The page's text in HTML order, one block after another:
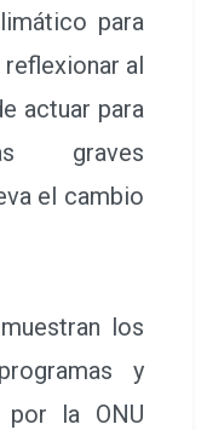
para
al
actuar para
graves
el cambio
los
y
por la ONU